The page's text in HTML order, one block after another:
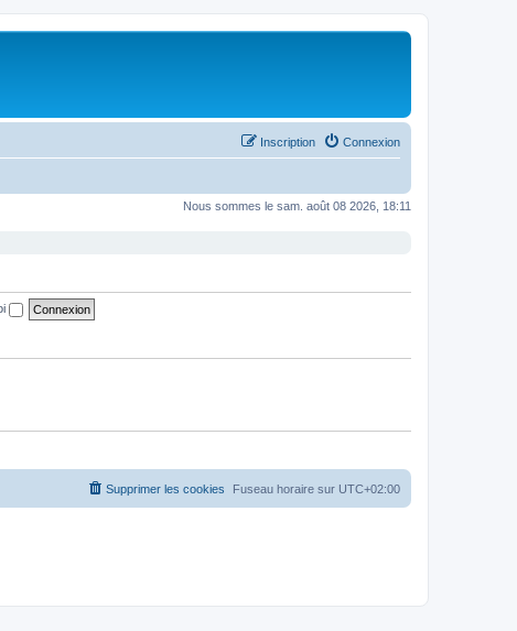
Connexion
Inscription
Nous sommes le sam. août 08 2026, 18:11
Fuseau horaire sur UTC+02:00
Supprimer les cookies